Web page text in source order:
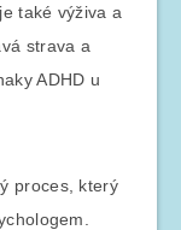
také výživa a
strava a
ADHD u
proces, který